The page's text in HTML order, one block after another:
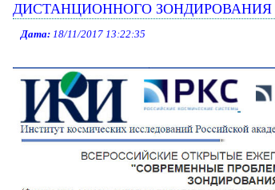
ДИСТАНЦИОННОГО ЗОНДИРОВАНИЯ
Дата: 18/11/2017 13:22:35